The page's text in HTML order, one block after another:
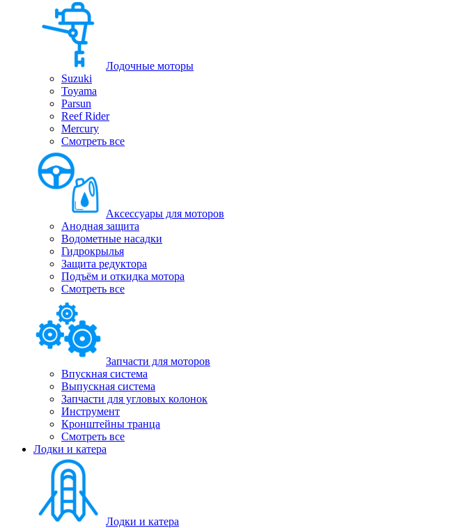
Лодочные моторы
Suzuki
Toyama
Parsun
Reef Rider
Mercury
Смотреть все
Аксессуары для моторов
Анодная защита
Водометные насадки
Гидрокрылья
Защита редуктора
Подъём и откидка мотора
Смотреть все
Запчасти для моторов
Впускная система
Выпускная система
Запчасти для угловых колонок
Инструмент
Кронштейны транца
Смотреть все
Лодки и катера
Лодки и катера